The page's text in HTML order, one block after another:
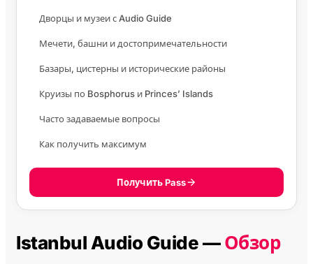
Istanbul Audio Guide —Обзор
Дворцы и музеи с Audio Guide
Мечети, башни и достопримечательности
Базары, цистерны и исторические районы
Круизы по Bosphorus и Princes’ Islands
Часто задаваемые вопросы
Как получить максимум
Получить Pass